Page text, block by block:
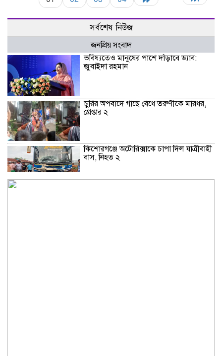
সর্বশেষ নিউজ
জনপ্রিয় সংবাদ
ভবিষ্যতেও মানুষের পাশে দাঁড়াবে ড্যাব:
জুবাইদা রহমান
চুরির অপবাদে গাছে বেঁধে তরুণীকে মারধর,
গ্রেপ্তার ২
কিশোরগঞ্জে অটোরিক্সাকে চাপা দিল যাত্রীবাহী
বাস, নিহত ২